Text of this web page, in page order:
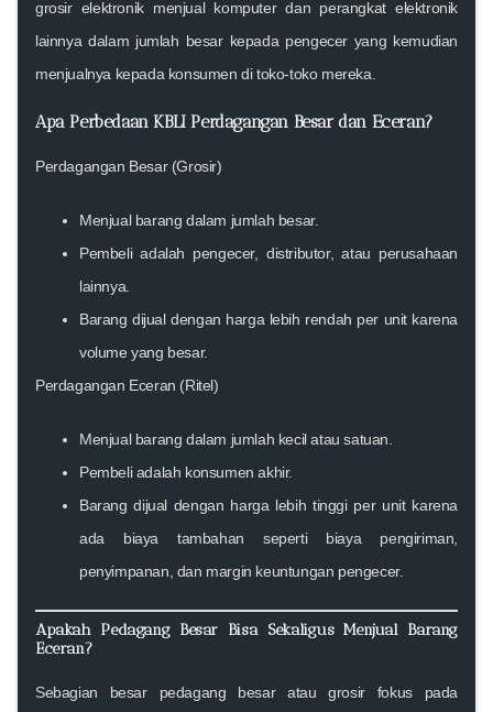
grosir elektronik menjual komputer dan perangkat elektronik
lainnya dalam jumlah besar kepada pengecer yang kemudian
menjualnya kepada konsumen di toko-toko mereka.
Apa Perbedaan KBLI Perdagangan Besar dan Eceran?
Perdagangan Besar (Grosir)
Menjual barang dalam jumlah besar.
Pembeli adalah pengecer, distributor, atau perusahaan
lainnya.
Barang dijual dengan harga lebih rendah per unit karena
volume yang besar.
Perdagangan Eceran (Ritel)
Menjual barang dalam jumlah kecil atau satuan.
Pembeli adalah konsumen akhir.
Barang dijual dengan harga lebih tinggi per unit karena
ada biaya tambahan seperti biaya pengiriman,
penyimpanan, dan margin keuntungan pengecer.
Apakah Pedagang Besar Bisa Sekaligus Menjual Barang
Eceran?
Sebagian besar pedagang besar atau grosir fokus pada